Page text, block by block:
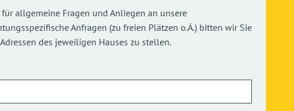
allgemeine Fragen und Anliegen an unsere
Anfragen (zu freien Plätzen o.Ä.) bitten wir Sie
des jeweiligen Hauses zu stellen.